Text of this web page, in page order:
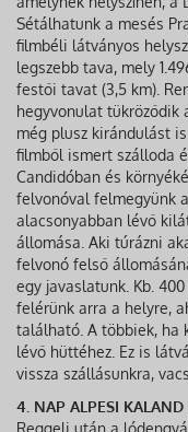
Sétálhatunk a mesés
filmbéli látványos
legszebb tava, mely
festői tavat (3,5 km).
hegyvonulat tükröződik
még plusz kirándulást
filmből ismert szálloda
Candidóban és
felvonóval felmegyünk
alacsonyabban lévő
állomása. Aki túrázni
felvonó felső
egy javaslatunk. Kb.
felérünk arra a helyre,
található. A többiek, ha
lévő hüttéhez. Ez is
vissza szállásunkra,
4. NAP ALPESI